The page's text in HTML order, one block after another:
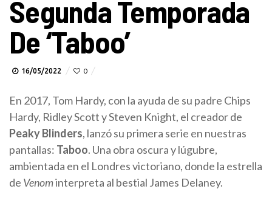
Segunda Temporada
De ‘Taboo’
16/05/2022 0
En 2017, Tom Hardy, con la ayuda de su padre Chips
Hardy, Ridley Scott y Steven Knight, el creador de
Peaky Blinders, lanzó su primera serie en nuestras
pantallas: Taboo. Una obra oscura y lúgubre,
ambientada en el Londres victoriano, donde la estrella
de Venominterpreta al bestial James Delaney.